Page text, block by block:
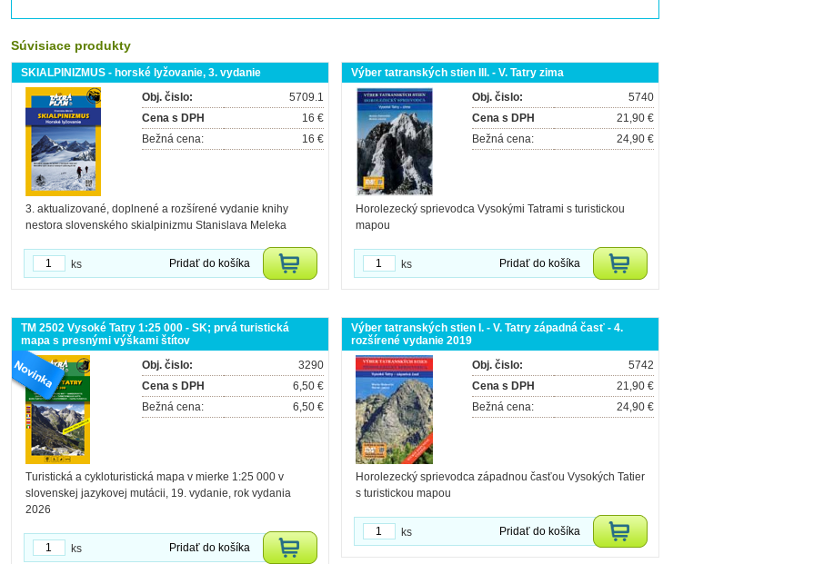
Súvisiace produkty
SKIALPINIZMUS - horské lyžovanie, 3. vydanie
Obj. čislo:
5709.1
Cena s DPH
16 €
Bežná cena:
16 €
3. aktualizované, doplnené a rozšírené vydanie knihy
nestora slovenského skialpinizmu Stanislava Meleka
Pridať do košíka
ks
Výber tatranských stien III. - V. Tatry zima
Obj. čislo:
5740
Cena s DPH
21,90 €
Bežná cena:
24,90 €
Horolezecký sprievodca Vysokými Tatrami s turistickou
mapou
Pridať do košíka
ks
TM 2502 Vysoké Tatry 1:25 000 - SK; prvá turistická
mapa s presnými výškami štítov
Obj. čislo:
3290
Cena s DPH
6,50 €
Bežná cena:
6,50 €
Turistická a cykloturistická mapa v mierke 1:25 000 v
slovenskej jazykovej mutácii, 19. vydanie, rok vydania
2026
Pridať do košíka
ks
Výber tatranských stien I. - V. Tatry západná časť - 4.
rozšírené vydanie 2019
Obj. čislo:
5742
Cena s DPH
21,90 €
Bežná cena:
24,90 €
Horolezecký sprievodca západnou časťou Vysokých Tatier
s turistickou mapou
Pridať do košíka
ks